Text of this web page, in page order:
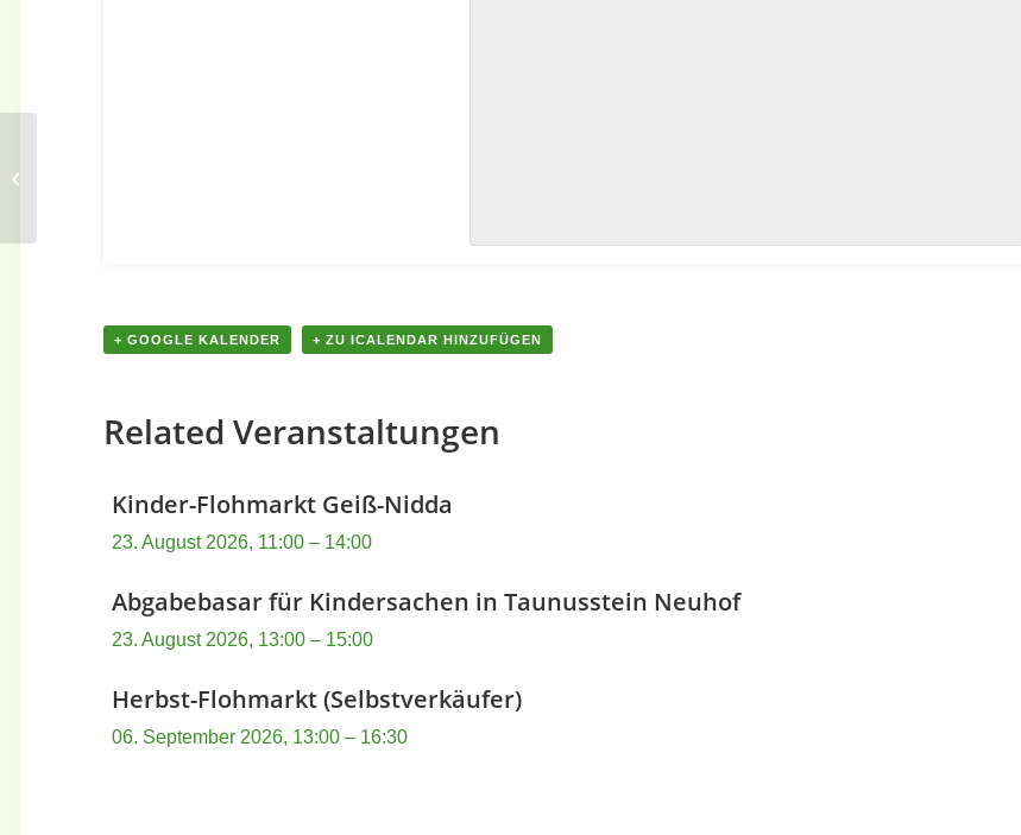
+ GOOGLE KALENDER + ZU ICALENDAR HINZUFÜGEN
Related Veranstaltungen
Kinder-Flohmarkt Geiß-Nidda
23. August 2026, 11:00 – 14:00
Abgabebasar für Kindersachen in Taunusstein Neuhof
23. August 2026, 13:00 – 15:00
Herbst-Flohmarkt (Selbstverkäufer)
06. September 2026, 13:00 – 16:30